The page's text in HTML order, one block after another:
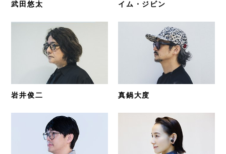
武田悠太 イム・ジビン
岩井俊二 真鍋大度